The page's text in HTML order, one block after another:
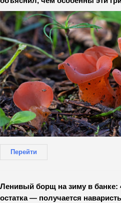
Перейти
Ленивый борщ на зиму в банке:
остатка — получается